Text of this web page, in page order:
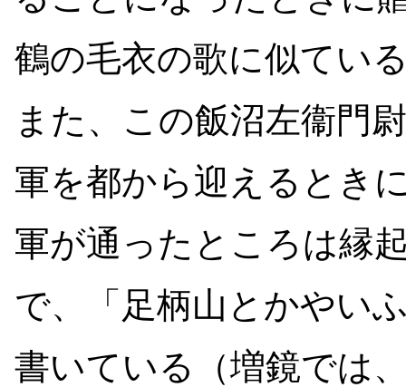
鶴の毛衣の歌に似てい
また、この飯沼左衞門
軍を都から迎えるとき
軍が通ったところは縁
で、「足柄山とかやい
書いている（増鏡では